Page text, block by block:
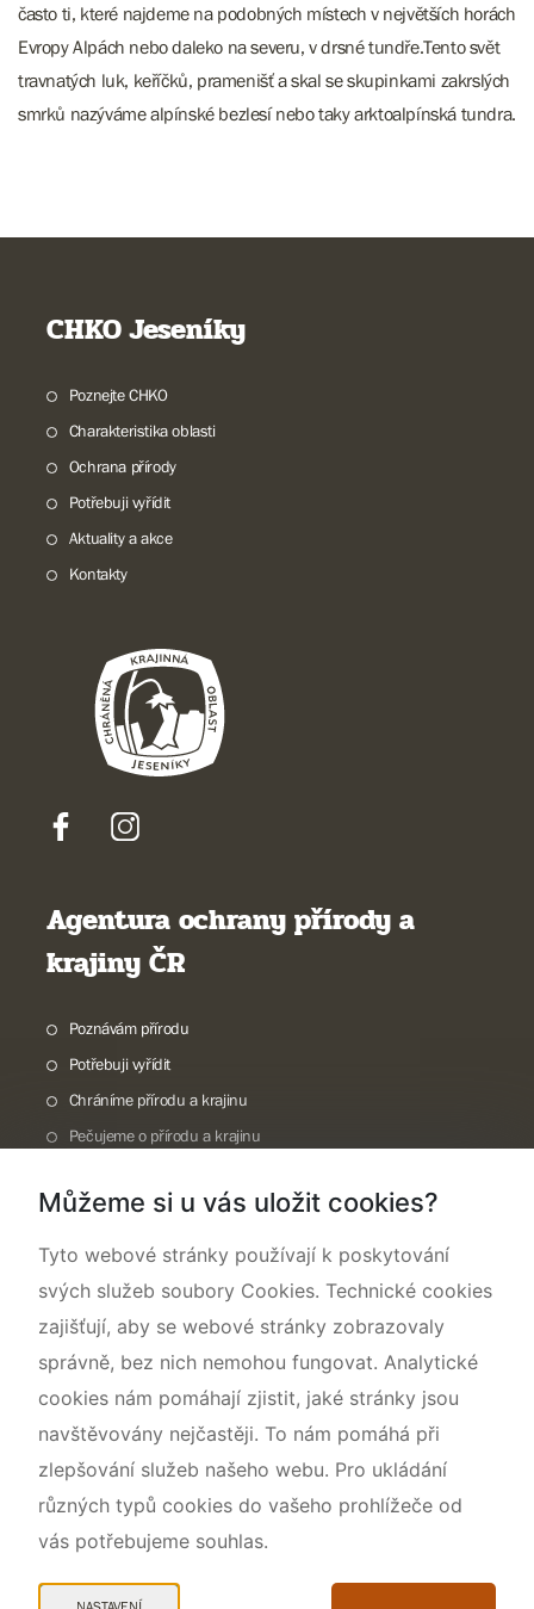
často ti, které najdeme na podobných místech v největších horách
Evropy Alpách nebo daleko na severu, v drsné tundře.Tento svět
travnatých luk, keříčků, pramenišť a skal se skupinkami zakrslých
smrků nazýváme alpínské bezlesí nebo taky arktoalpínská tundra.
CHKO Jeseníky
Poznejte CHKO
Charakteristika oblasti
Ochrana přírody
Potřebuji vyřídit
Aktuality a akce
Kontakty
Agentura ochrany přírody a
krajiny ČR
Poznávám přírodu
Potřebuji vyřídit
Chráníme přírodu a krajinu
Pečujeme o přírodu a krajinu
O nás
Můžeme si u vás uložit cookies?
Tyto webové stránky používají k poskytování
svých služeb soubory Cookies. Technické cookies
zajišťují, aby se webové stránky zobrazovaly
správně, bez nich nemohou fungovat. Analytické
cookies nám pomáhají zjistit, jaké stránky jsou
navštěvovány nejčastěji. To nám pomáhá při
zlepšování služeb našeho webu. Pro ukládání
různých typů cookies do vašeho prohlížeče od
vás potřebujeme souhlas.